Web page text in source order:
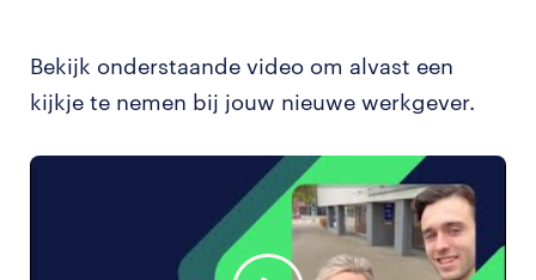
Bekijk onderstaande video om alvast een
kijkje te nemen bij jouw nieuwe werkgever.